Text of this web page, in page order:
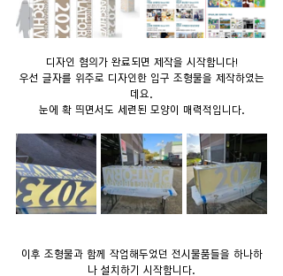
디자인 협의가 완료되면 제작을 시작합니다!
우선 글자를 위주로 디자인한 입구 조형물을 제작하였는
데요.
눈에 확 띄면서도 세련된 모양이 매력적입니다.
이후 조형물과 함께 작업해두었던 전시물품들을 하나하
나 설치하기 시작합니다.